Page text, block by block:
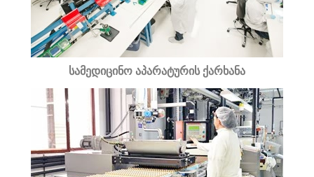
სამედიცინო აპარატურის ქარხანა